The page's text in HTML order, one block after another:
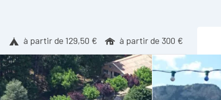
à partir de 129,50 € à partir de 300 €